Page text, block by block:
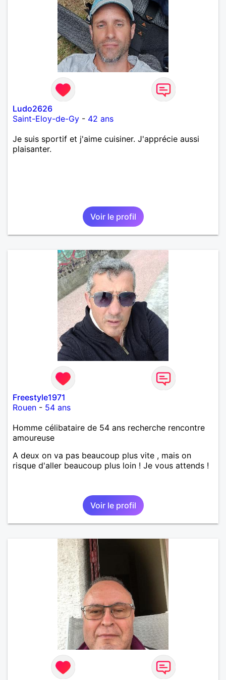
Ludo2626
Saint-Eloy-de-Gy - 42 ans
Je suis sportif et j'aime cuisiner. J'apprécie aussi
plaisanter.
Voir le profil
Freestyle1971
Rouen - 54 ans
Homme célibataire de 54 ans recherche rencontre
amoureuse
A deux on va pas beaucoup plus vite , mais on
risque d'aller beaucoup plus loin ! Je vous attends !
Voir le profil